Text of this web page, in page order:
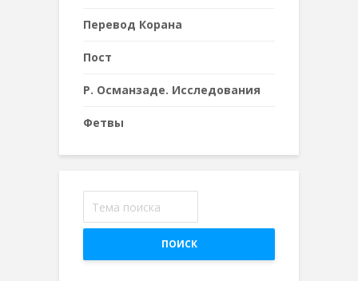
Перевод Корана
Пост
Р. Османзаде. Исследования
Фетвы
ПОИСК